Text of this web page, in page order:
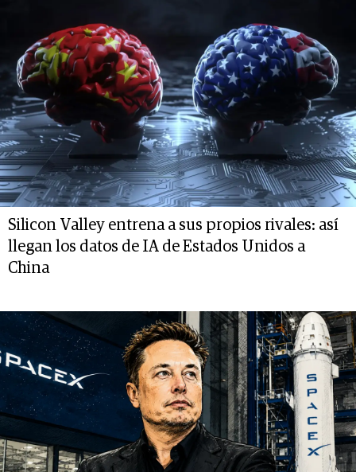
Silicon Valley entrena a sus propios rivales: así
llegan los datos de IA de Estados Unidos a
China